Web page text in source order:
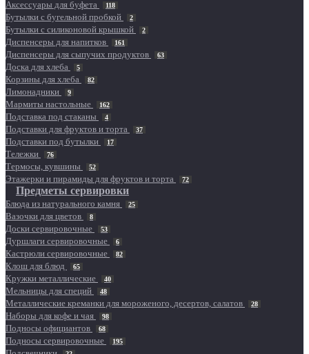
Аксессуары для буфета 118
Бутылки с бугельной пробкой 2
Бутылки с силиконовой крышкой 2
Диспенсеры для напитков 161
Диспенсеры для сыпучих продуктов 63
Доска для хлеба 5
Корзины для хлеба 82
Лимонадники 9
Мармиты настольные 162
Подставка под стаканы 4
Подставки для фруктов и торта 37
Подставки под бутылки 17
Тележки 76
Термосы, кувшины 52
Этажерки и пирамиды для фруктов и торта 72
Предметы сервировки
Блюда из натурального камня 25
Вазочки для цветов 8
Доски сервировочные 53
Дуршлаги сервировочные 6
Кастрюли сервировочные 82
Клош для блюд 65
Кружки металлические 40
Мельницы для специй 48
Металлические креманки для мороженого, десертов, салатов 28
Наборы для кофе и чая 98
Подносы официантов 68
Подносы сервировочные 195